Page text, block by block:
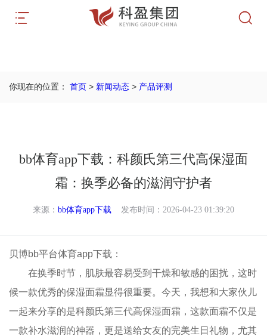
你现在的位置： 首页 > 新闻动态 > 产品评测
bb体育app下载：科颜氏第三代高保湿面
霜：换季必备的滋润守护者
来源： bb体育app下载 发布时间：2026-04-23 01:39:20
贝博bb平台体育app下载：
在换季时节，肌肤最容易受到干燥和敏感的困扰，这时
候一款优秀的保湿面霜显得很重要。今天，我想和大家伙儿
一起来分享的是科颜氏第三代高保湿面霜，这款面霜不仅是
一款补水滋润的神器，更是送给女友的完美生日礼物，尤其